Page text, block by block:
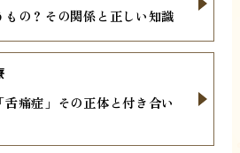
の？その関係と正しい知識
痛症」その正体と付き合い